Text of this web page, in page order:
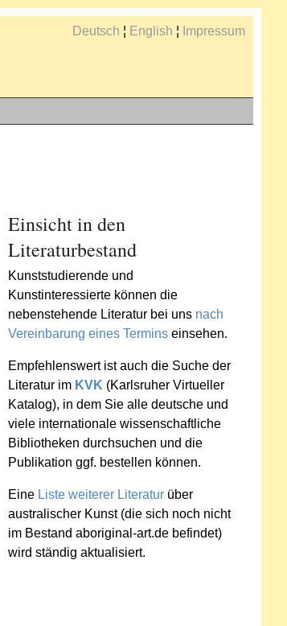
Deutsch ¦ English ¦ Impressum
Einsicht in den
Literaturbestand
Kunststudierende und
Kunstinteressierte können die
nebenstehende Literatur bei uns nach
Vereinbarung eines Termins einsehen.
Empfehlenswert ist auch die Suche der
Literatur im KVK (Karlsruher Virtueller
Katalog), in dem Sie alle deutsche und
viele internationale wissenschaftliche
Bibliotheken durchsuchen und die
Publikation ggf. bestellen können.
Eine Liste weiterer Literatur über
australischer Kunst (die sich noch nicht
im Bestand aboriginal-art.de befindet)
wird ständig aktualisiert.